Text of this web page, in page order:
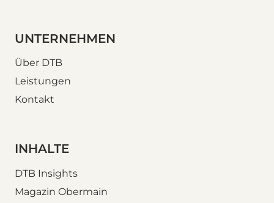
UNTERNEHMEN
Über DTB
Leistungen
Kontakt
INHALTE
DTB Insights
Magazin Obermain